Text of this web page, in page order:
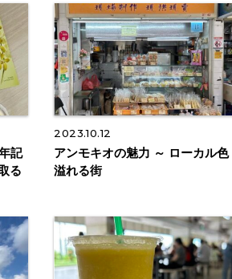
記
る
2023.10.12
アンモキオの魅力 ～ ローカル色
溢れる街